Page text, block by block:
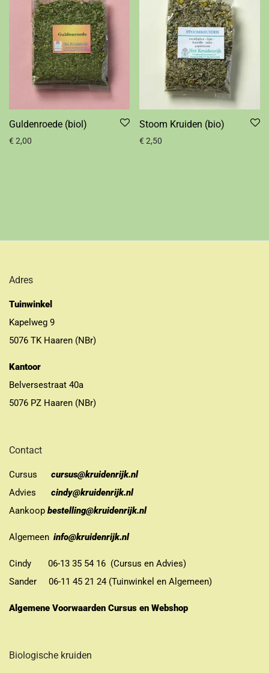
Guldenroede (biol)
€ 2,00
Stoom Kruiden (bio)
€ 2,50
Adres
Tuinwinkel
Kapelweg 9
5076 TK Haaren (NBr)
Kantoor
Belversestraat 40a
5076 PZ Haaren (NBr)
Contact
Cursus
cursus@kruidenrijk.nl
Advies
cindy@kruidenrijk.nl
Aankoop bestelling@kruidenrijk.nl
Algemeen info@kruidenrijk.nl
Cindy 06-13 35 54 16 (Cursus en Advies)
Sander 06-11 45 21 24 (Tuinwinkel en Algemeen)
Algemene Voorwaarden Cursus en Webshop
Biologische kruiden